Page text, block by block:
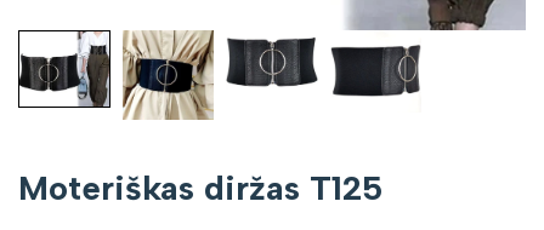
Moteriškas diržas T125